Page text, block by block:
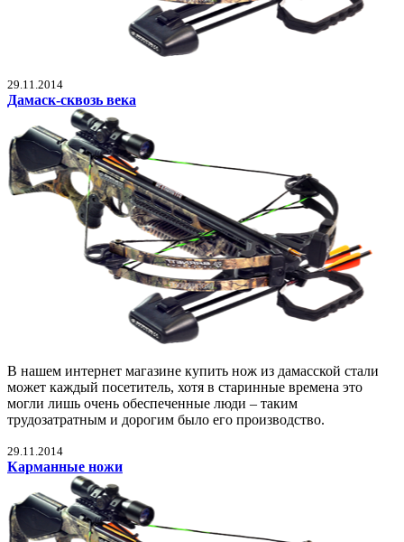
29.11.2014
Дамаск-сквозь века
В нашем интернет магазине купить нож из дамасской стали
может каждый посетитель, хотя в старинные времена это
могли лишь очень обеспеченные люди – таким
трудозатратным и дорогим было его производство.
29.11.2014
Карманные ножи